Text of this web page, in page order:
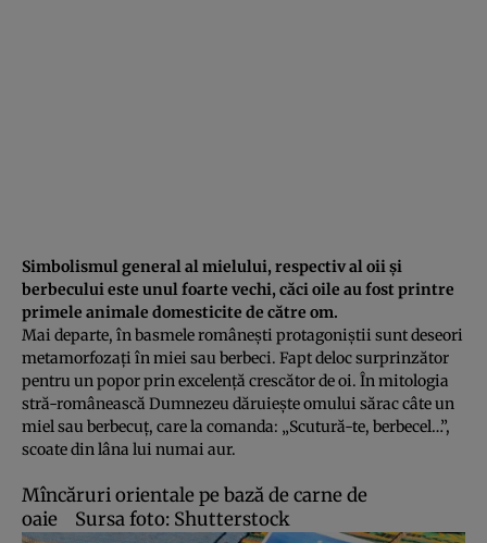
Simbolismul general al mielului, respectiv al oii şi
berbecului este unul foarte vechi, căci oile au fost printre
primele animale domesticite de către om.
Mai departe, în basmele româneşti protagoniştii sunt deseori
metamorfozaţi în miei sau berbeci. Fapt deloc surprinzător
pentru un popor prin excelenţă crescător de oi. În mitologia
stră-românească Dumnezeu dăruieşte omului sărac câte un
miel sau berbecuţ, care la comanda: „Scutură-te, berbecel…”,
scoate din lâna lui numai aur.
Mîncăruri orientale pe bază de carne de
oaie Sursa foto: Shutterstock